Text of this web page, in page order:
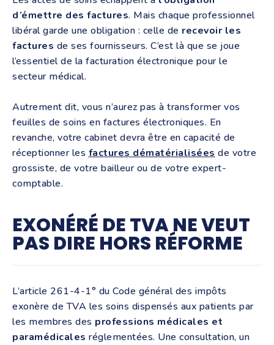
d’émettre des factures. Mais chaque professionnel
libéral garde une obligation : celle de recevoir les
factures de ses fournisseurs. C’est là que se joue
l’essentiel de la facturation électronique pour le
secteur médical.
Autrement dit, vous n’aurez pas à transformer vos
feuilles de soins en factures électroniques. En
revanche, votre cabinet devra être en capacité de
réceptionner les factures dématérialisées de votre
grossiste, de votre bailleur ou de votre expert-
comptable.
EXONÉRÉ DE TVA NE VEUT
PAS DIRE HORS RÉFORME
L’article 261-4-1° du Code général des impôts
exonère de TVA les soins dispensés aux patients par
les membres des professions médicales et
paramédicales réglementées. Une consultation, un